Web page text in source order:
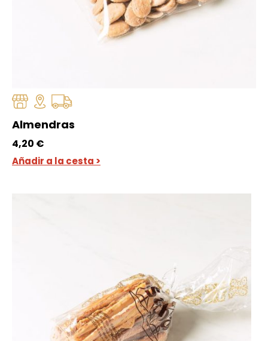
Almendras
4,20 €
Añadir a la cesta >